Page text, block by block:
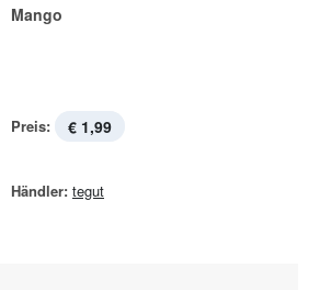
Mango
Preis: € 1,99
Händler: tegut